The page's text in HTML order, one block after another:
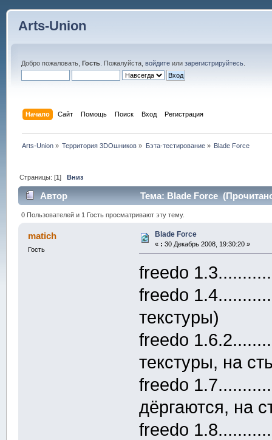
Arts-Union
Добро пожаловать, Гость. Пожалуйста, войдитеили зарегистрируйтесь.
Начало Сайт Помощь Поиск Вход Регистрация
Arts-Union » Территория 3DOшников » Бэта-тестирование» Blade Force
Страницы: [1]Вниз
Автор Тема: Blade Force
0 Пользователей и 1 Гость просматривают эту тему.
matich
Гость
Blade Force
« : 30 Декабрь 2008, 19:30:20 »
freedo
freedo
текстуры)
freedo
текстуры, на
freedo
дёргаются, на
freedo